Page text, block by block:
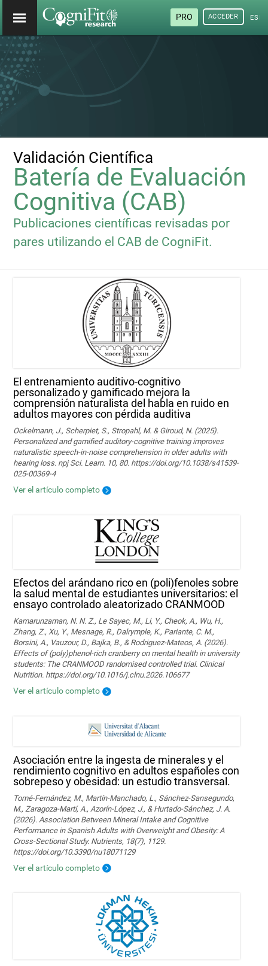
PRO ACCEDER
Validación Científica
Batería de Evaluación
Cognitiva (CAB)
Publicaciones científicas revisadas por
pares utilizando el CAB de CogniFit.
El entrenamiento auditivo-cognitivo
personalizado y gamificado mejora la
comprensión naturalista del habla en ruido en
adultos mayores con pérdida auditiva
Ockelmann, J., Scherpiet, S., Stropahl, M. & Giroud, N. (2025).
Personalized and gamified auditory-cognitive training improves
naturalistic speech-in-noise comprehension in older adults with
hearing loss. npj Sci. Learn. 10, 80. https://doi.org/10.1038/s41539-
025-00369-4
Ver el artículo completo
Efectos del arándano rico en (poli)fenoles sobre
la salud mental de estudiantes universitarios: el
ensayo controlado aleatorizado CRANMOOD
Kamarunzaman, N. N. Z., Le Sayec, M., Li, Y., Cheok, A., Wu, H.,
Zhang, Z., Xu, Y., Mesnage, R., Dalrymple, K., Pariante, C. M.,
Borsini, A., Vauzour, D., Bajka, B., & Rodriguez-Mateos, A. (2026).
Effects of (poly)phenol-rich cranberry on mental health in university
students: The CRANMOOD randomised controlled trial. Clinical
Nutrition. https://doi.org/10.1016/j.clnu.2026.106677
Ver el artículo completo
Asociación entre la ingesta de minerales y el
rendimiento cognitivo en adultos españoles con
sobrepeso y obesidad: un estudio transversal.
Tomé-Fernández, M., Martín-Manchado, L., Sánchez-Sansegundo,
M., Zaragoza-Martí, A., Azorín-López, J., & Hurtado-Sánchez, J. A.
(2026). Association Between Mineral Intake and Cognitive
Performance in Spanish Adults with Overweight and Obesity: A
Cross-Sectional Study. Nutrients, 18(7), 1129.
https://doi.org/10.3390/nu18071129
Ver el artículo completo